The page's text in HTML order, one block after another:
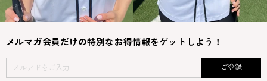
メルマガ会員だけの特別なお得情報をゲットしよう！
ご登録